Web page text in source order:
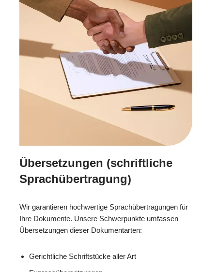
Übersetzungen (schriftliche
Sprachübertragung)
Wir garantieren hochwertige Sprachübertragungen für
Ihre Dokumente. Unsere Schwerpunkte umfassen
Übersetzungen dieser Dokumentarten:
Gerichtliche Schriftstücke aller Art